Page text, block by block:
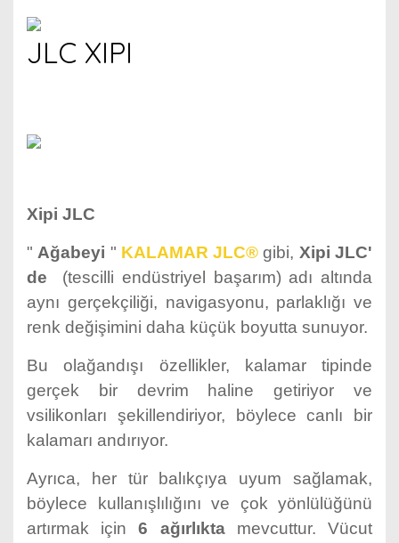
JLC XIPI
Xipi JLC
" Ağabeyi " KALAMAR JLC® gibi, Xipi JLC'
de
(tescilli endüstriyel başarım) adı altında
aynı gerçekçiliği, navigasyonu, parlaklığı ve
renk değişimini daha küçük boyutta sunuyor.
Bu olağandışı özellikler, kalamar tipinde
gerçek bir devrim haline getiriyor ve
vsilikonları şekillendiriyor, böylece canlı bir
kalamarı andırıyor.
Ayrıca, her tür balıkçıya uyum sağlamak,
böylece kullanışlılığını ve çok yönlülüğünü
artırmak için6 ağırlıktamevcuttur. Vücut